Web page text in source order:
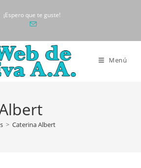
¡Espero que te guste!
Menú
> Caterina Albert